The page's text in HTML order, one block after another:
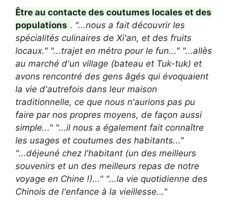
Être au contacte des coutumes locales et des
populations . "...nous a fait découvrir les
spécialités culinaires de Xi'an, et des fruits
locaux." "...trajet en métro pour le fun..." "...allès
au marché d'un village (bateau et Tuk-tuk) et
avons rencontré des gens âgés qui évoquaient
la vie d'autrefois dans leur maison
traditionnelle, ce que nous n'aurions pas pu
faire par nos propres moyens, de façon aussi
simple..." "...il nous a également fait connaître
les usages et coutumes des habitants..."
"...déjeuné chez l'habitant (un des meilleurs
souvenirs et un des meilleurs repas de notre
voyage en Chine !)..." "...la vie quotidienne des
Chinois de l'enfance à la vieillesse..."